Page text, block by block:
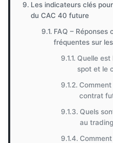
Les indicateurs clés
du CAC 40 future
FAQ – Réponses
fréquentes sur
Quelle
spot et le
Comment
contrat
Quels
au